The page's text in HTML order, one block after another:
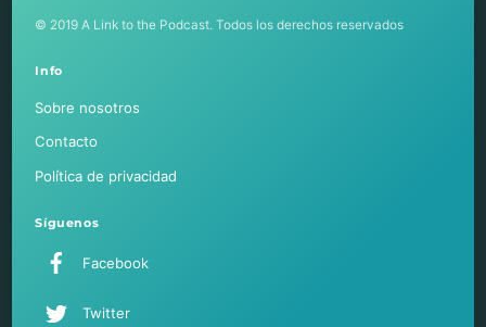
Top
© 2019 A Link to the Podcast. Todos los derechos reservados
Info
Sobre nosotros
Contacto
Política de privacidad
Síguenos
Facebook
Twitter